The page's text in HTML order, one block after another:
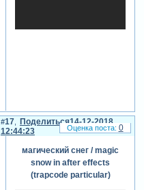
Поделиться
17
14-12-2018
12:44:23
магический снег / magic
snow in after effects
(trapcode particular)
0